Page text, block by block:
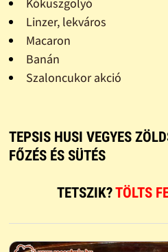
Kókuszgolyó
Linzer, lekváros
Macaron
Banán
Szaloncukor akció
TEPSIS HUSI VEGYES
FŐZÉS ÉS SÜTÉS
TETSZIK?TÖLTS